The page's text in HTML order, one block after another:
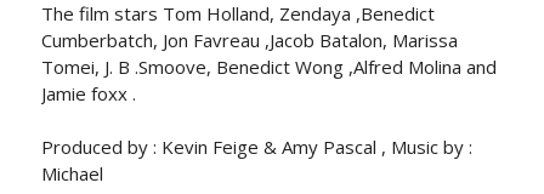
The film stars Tom Holland, Zendaya ,Benedict
Cumberbatch, Jon Favreau ,Jacob Batalon, Marissa
Tomei, J. B .Smoove, Benedict Wong ,Alfred Molina and
Jamie foxx .
Produced by : Kevin Feige & Amy Pascal , Music by :
Michael